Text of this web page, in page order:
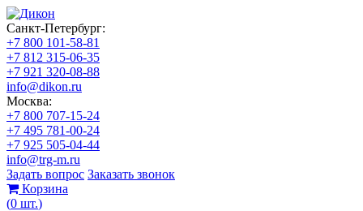
Санкт-Петербург:
+7 800 101-58-81
+7 812 315-06-35
+7 921 320-08-88
info@dikon.ru
Москва:
+7 800 707-15-24
+7 495 781-00-24
+7 925 505-04-44
info@trg-m.ru
Задать вопрос Заказать звонок
Корзина
(0 шт.)